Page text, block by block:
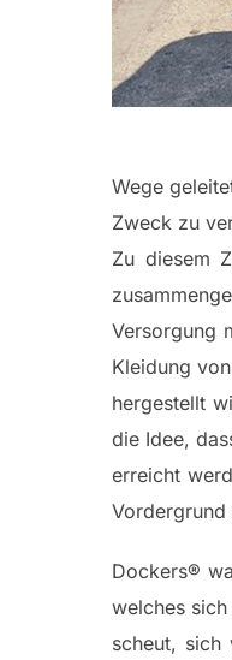
Wege
Zweck zu
Zu diesem
Versorgung
Kleidung
hergestellt
die Idee,
erreicht
Vordergrund
Dockers®
welches
scheut, sich